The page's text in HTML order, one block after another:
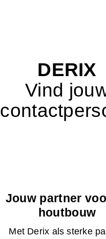
DERIX
Vind
Jouw partner
houtbouw
Met Derix als sterke